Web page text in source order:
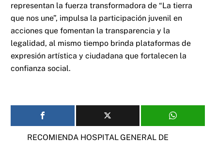
representan la fuerza transformadora de “La tierra
que nos une”, impulsa la participación juvenil en
acciones que fomentan la transparencia y la
legalidad, al mismo tiempo brinda plataformas de
expresión artística y ciudadana que fortalecen la
confianza social.
RECOMIENDA HOSPITAL GENERAL DE